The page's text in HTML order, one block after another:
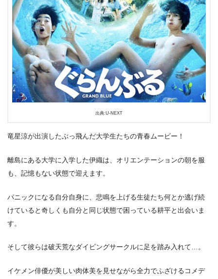
出典:U-NEXT
今すぐ無料でU-NEXTで見る
出典:U-NEXT
竜星涼が出演したぶっ飛んだ大学生たちの青春ムービー！
離島にある大学に入学した伊織は、オリエンテーションの朝を服
も、記憶もない状態で迎えます。
パニックになる自分自身に、悲鳴を上げる生徒たち何とか逃げ続
けていると奇しくも自分と同じ状態で困っている耕平と出会いま
す。
そして彼らは破天荒なダイビングサークルに足を踏み入れて…。
イケメン俳優が美しい肉体美を見せながら全力でふざけるコメデ